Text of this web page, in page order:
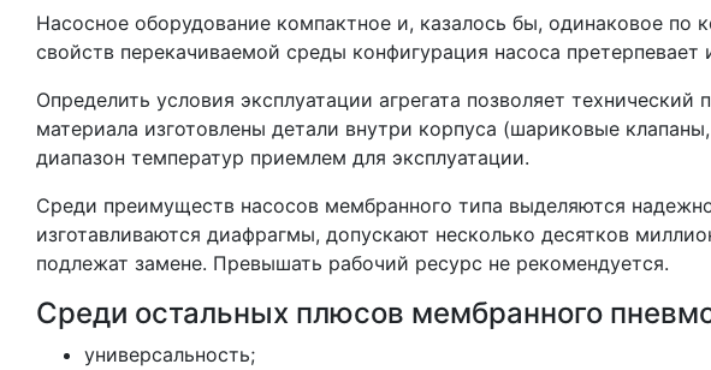
Насосное оборудование компактное и, казалось бы, одинаковое по
свойств перекачиваемой среды конфигурация насоса
Определить условия эксплуатации агрегата позволяет технический
материала изготовлены детали внутри корпуса (шариковые
диапазон температур приемлем для эксплуатации.
Среди преимуществ насосов мембранного типа выделяются
изготавливаются диафрагмы, допускают несколько десятков
подлежат замене. Превышать рабочий ресурс не рекомендуется.
Среди остальных плюсов мембранного
универсальность;